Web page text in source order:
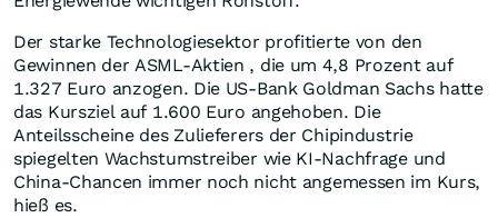
Der starke Technologiesektor profitierte von den
Gewinnen der ASML-Aktien , die um 4,8 Prozent auf
1.327 Euro anzogen. Die US-Bank Goldman Sachs hatte
das Kursziel auf 1.600 Euro angehoben. Die
Anteilsscheine des Zulieferers der Chipindustrie
spiegelten Wachstumstreiber wie KI-Nachfrage und
China-Chancen immer noch nicht angemessen im Kurs,
hieß es.